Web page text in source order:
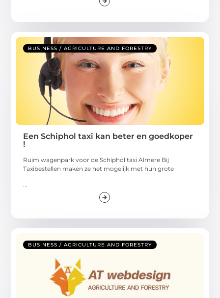
BUSINESS / AGRICULTURE AND FORESTRY
Een Schiphol taxi kan beter en goedkoper
!
Ruim wagenpark voor de Schiphol taxi Almere Bij
Taxibestellen maken ze het mogelijk met hun grote
BUSINESS / AGRICULTURE AND FORESTRY